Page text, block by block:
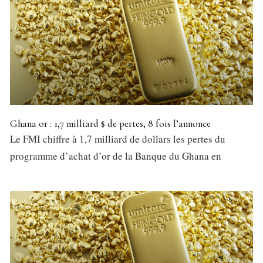
Ghana or : 1,7 milliard $ de pertes, 8 fois l’annonce
Le FMI chiffre à 1,7 milliard de dollars les pertes du
programme d’achat d’or de la Banque du Ghana en